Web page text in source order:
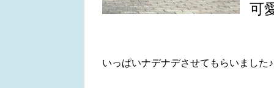
可
いっぱいナデナデさせてもらいました♪